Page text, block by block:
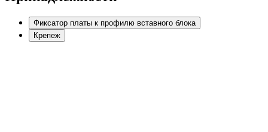
Фиксатор платы к профилю вставного блока
Крепеж